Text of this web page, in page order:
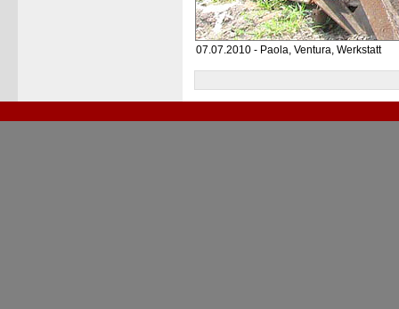
07.07.2010 - Paola, Ventura, Werkstatt